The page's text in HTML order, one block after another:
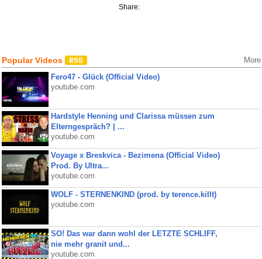
Share:
Popular Videos More
Fero47 - Glück (Official Video)
youtube.com
Hardstyle Henning und Clarissa müssen zum
Elterngespräch? | ...
youtube.com
Voyage x Breskvica - Bezimena (Official Video)
Prod. By Ultra...
youtube.com
WOLF - STERNENKIND (prod. by terence.killt)
youtube.com
SO! Das war dann wohl der LETZTE SCHLIFF,
nie mehr granit und...
youtube.com